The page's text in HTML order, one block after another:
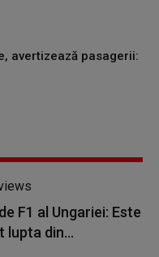
avertizează pasagerii:
F1 al Ungariei: Este
lupta din...